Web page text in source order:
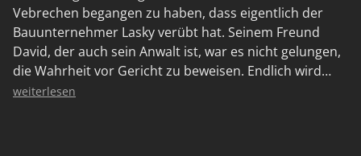
Vebrechen begangen zu haben, dass eigentlich der
Bauunternehmer Lasky verübt hat. Seinem Freund
David, der auch sein Anwalt ist, war es nicht gelungen,
die Wahrheit vor Gericht zu beweisen. Endlich wird
Phillip Braun entlassen. Doch als er nach Hause zu
weiterlesen